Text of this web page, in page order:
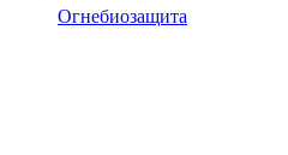
Огнебиозащита